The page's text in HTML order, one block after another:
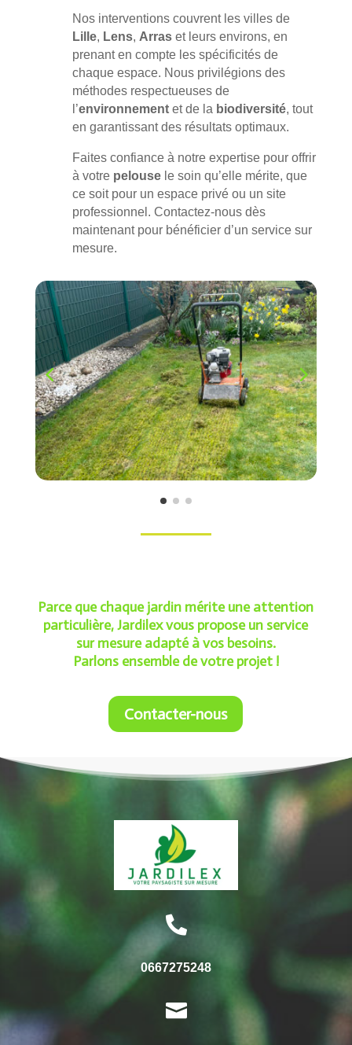
Nos interventions couvrent les villes de
Lille, Lens, Arraset leurs environs, en
prenant en compte les spécificités de
chaque espace. Nous privilégions des
méthodes respectueuses de
l’environnementet de la biodiversité, tout
en garantissant des résultats optimaux.
Faites confiance à notre expertise pour offrir
à votre pelousele soin qu’elle mérite, que
ce soit pour un espace privé ou un site
professionnel. Contactez-nous dès
maintenant pour bénéficier d’un service sur
mesure.
Parce que chaque jardin mérite une attention
particulière, Jardilex vous propose un service
sur mesure adapté à vos besoins.
Parlons ensemble de votre projet !
Contacter-nous

0667275248
